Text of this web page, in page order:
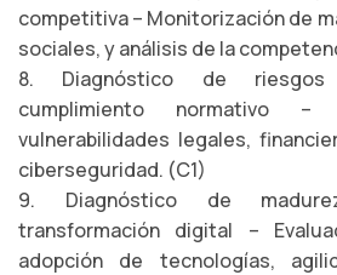
competitiva – Monitorización de
sociales, y análisis de la
8. Diagnóstico de riesgos
cumplimiento normativo –
vulnerabilidades legales,
ciberseguridad. (C1)
9. Diagnóstico de
transformación digital –
adopción de tecnologías,